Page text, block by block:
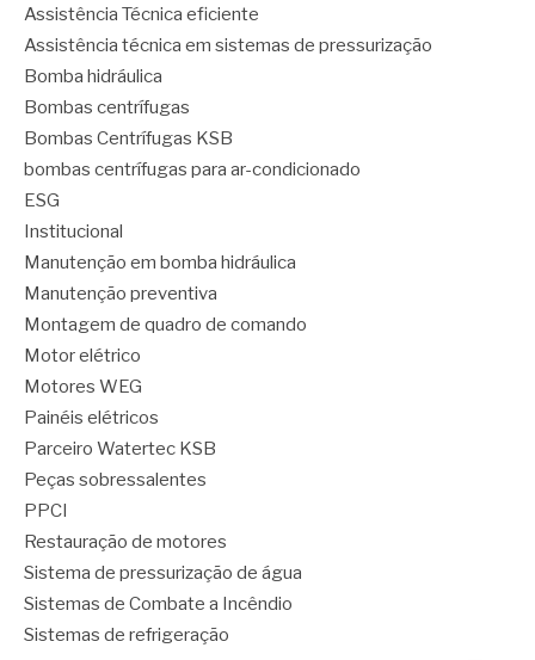
Assistência Técnica eficiente
Assistência técnica em sistemas de pressurização
Bomba hidráulica
Bombas centrífugas
Bombas Centrífugas KSB
bombas centrífugas para ar-condicionado
ESG
Institucional
Manutenção em bomba hidráulica
Manutenção preventiva
Montagem de quadro de comando
Motor elétrico
Motores WEG
Painéis elétricos
Parceiro Watertec KSB
Peças sobressalentes
PPCI
Restauração de motores
Sistema de pressurização de água
Sistemas de Combate a Incêndio
Sistemas de refrigeração